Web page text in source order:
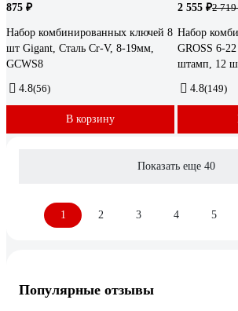
875 ₽
Набор комбинированных ключей 8
шт Gigant, Сталь Cr-V, 8-19мм,
GCWS8
4.8(56)
В корзину
2 555 ₽2
Набор
GROSS 6-
штамп, 12
4.8(149)
Показать еще 40
1 2 3 4 5
Популярные отзывы